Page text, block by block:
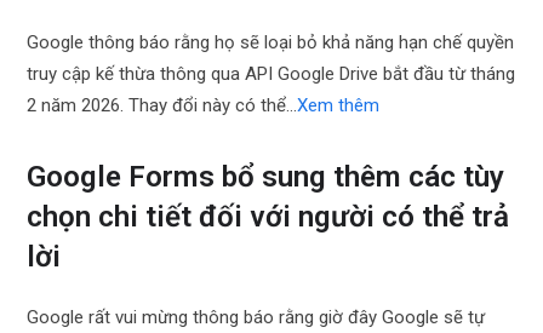
Google thông báo rằng họ sẽ loại bỏ khả năng hạn chế quyền
truy cập kế thừa thông qua API Google Drive bắt đầu từ tháng
2 năm 2026. Thay đổi này có thể…Xem thêm
Google Forms bổ sung thêm các tùy
chọn chi tiết đối với người có thể trả
lời
Google rất vui mừng thông báo rằng giờ đây Google sẽ tự